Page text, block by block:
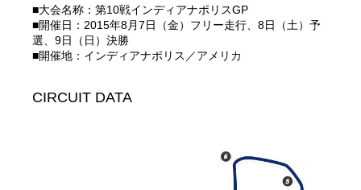
■大会名称：第10戦インディアナポリスGP
■開催日：2015年8月7日（金）フリー走行、8日（土）予
選、9日（日）決勝
■開催地：インディアナポリス／アメリカ
CIRCUIT DATA